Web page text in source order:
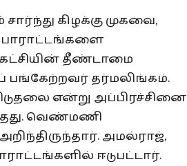
கிழக்கு முகவை,
போராட்டங்களை
கட்சியின் தீண்டாமை
பங்கேற்றவர் தர்மலிங்கம்.
என்று அப்பிரச்சினை
வெண்மணி
அமல்ராஜ்,
ஈடுபட்டார்.